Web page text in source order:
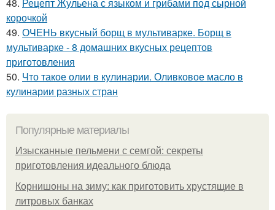
корочкой
49. ОЧЕНЬ вкусный борщ в мультиварке. Борщ в
мультиварке - 8 домашних вкусных рецептов
приготовления
50. Что такое олии в кулинарии. Оливковое масло в
кулинарии разных стран
Популярные материалы
Изысканные пельмени с семгой: секреты
приготовления идеального блюда
Корнишоны на зиму: как приготовить хрустящие в
литровых банках